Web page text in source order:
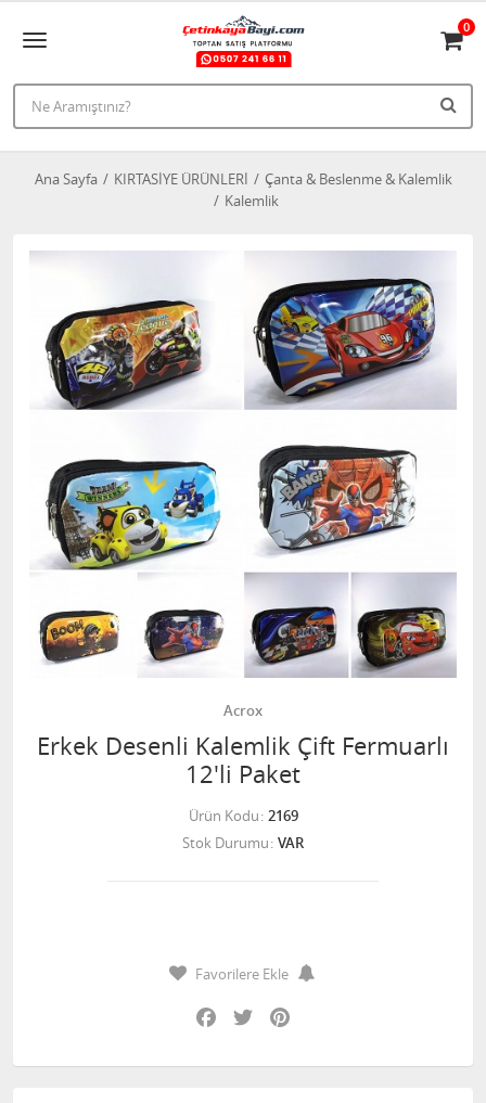
0
Ana Sayfa KIRTASİYE ÜRÜNLERİ
Çanta & Beslenme & Kalemlik
Kalemlik
Acrox
Erkek Desenli Kalemlik Çift Fermuarlı
12'li Paket
Ürün Kodu 2169
Stok Durumu VAR
Favorilere Ekle
Facebook
Twitter